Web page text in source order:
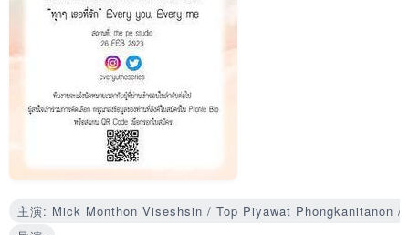
主演: Mick Monthon Viseshsin / Top Piyawat Phongkanitanon